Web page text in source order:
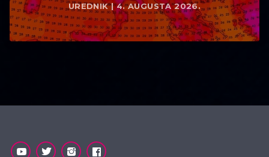
UREDNIK | 4. AUGUSTA 2026.